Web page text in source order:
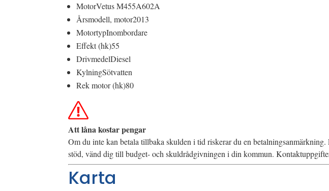
MotorVetus M455A602A
Årsmodell, motor2013
MotortypInombordare
Effekt (hk)55
DrivmedelDiesel
KylningSötvatten
Rek motor (hk)80
Att låna kostar pengar
Om du inte kan betala tillbaka skulden i tid riskerar du en
stöd, vänd dig till budget- och skuldrådgivningen i din kommun.
Karta